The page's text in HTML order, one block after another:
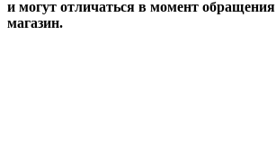
и могут отличаться в момент
магазин.